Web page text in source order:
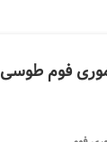
فوم طوسی